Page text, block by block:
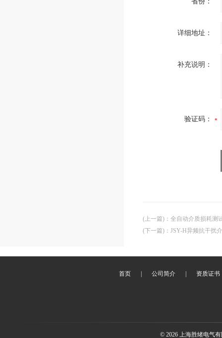
详细地址：
补充说明：
验证码：
(上一篇) ： 全自动介质损耗测
(下一篇) ： JSY-H异频抗干扰
首页 公司简介 资质证书
© 2026 上海胜绪电气